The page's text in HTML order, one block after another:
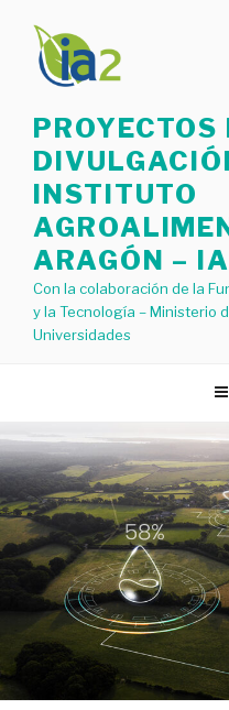
contenido
PROYECTOS
INSTITUTO
ARAGÓN –
Con la colaboración de la
y la Tecnología – Ministerio
Universidades